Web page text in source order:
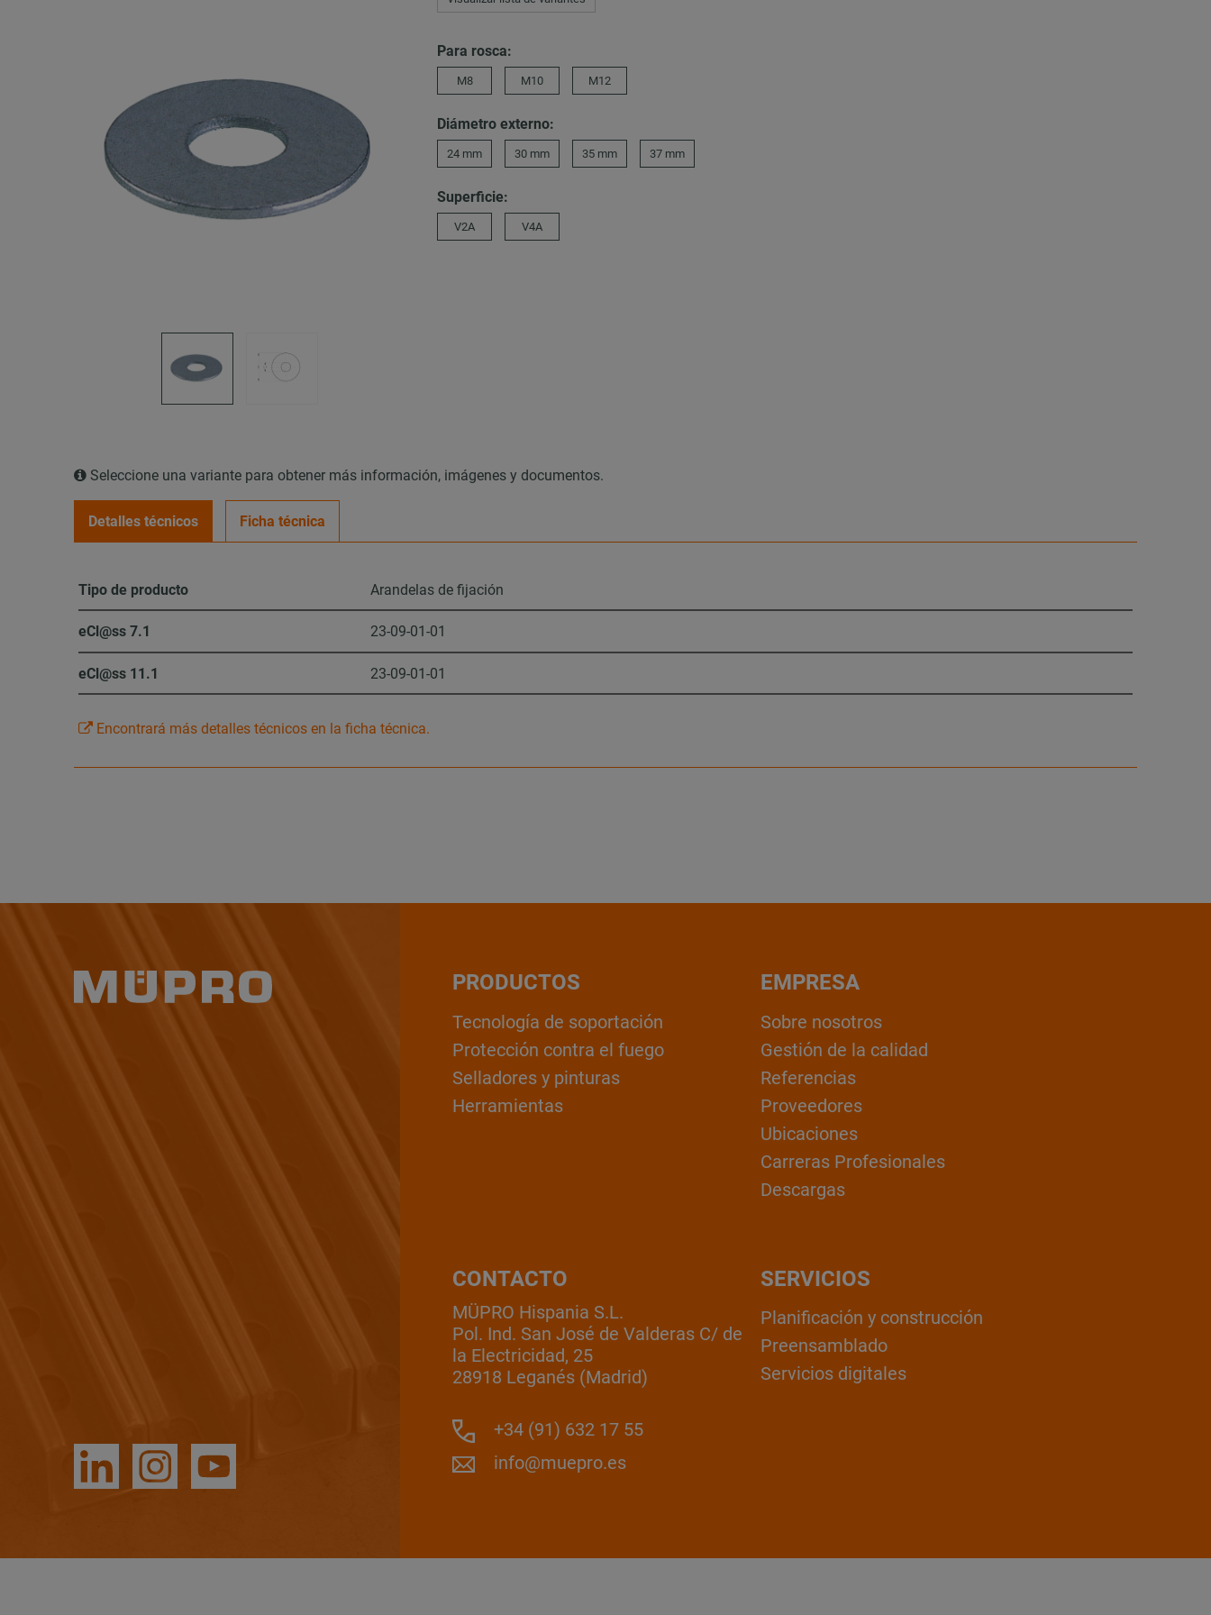
Para rosca:
M8 M10 M12
Diámetro externo:
24 mm 30 mm 35 mm 37 mm
Superficie:
V2A V4A
Seleccione una variante para obtener más información, imágenes y documentos.
Detalles técnicos Ficha técnica
Tipo de producto Arandelas de fijación
eCl@ss 7.1 23-09-01-01
eCl@ss 11.1 23-09-01-01
Encontrará más detalles técnicos en la ficha técnica.
PRODUCTOS
Tecnología de soportación
Protección contra el fuego
Selladores y pinturas
Herramientas
EMPRESA
Sobre nosotros
Gestión de la calidad
Referencias
Proveedores
Ubicaciones
Carreras Profesionales
Descargas
CONTACTO
MÜPRO Hispania S.L.
Pol. Ind. San José de Valderas C/ de
la Electricidad, 25
28918 Leganés (Madrid)
+34 (91) 632 17 55
info@muepro.es
SERVICIOS
Planificación y construcción
Preensamblado
Servicios digitales